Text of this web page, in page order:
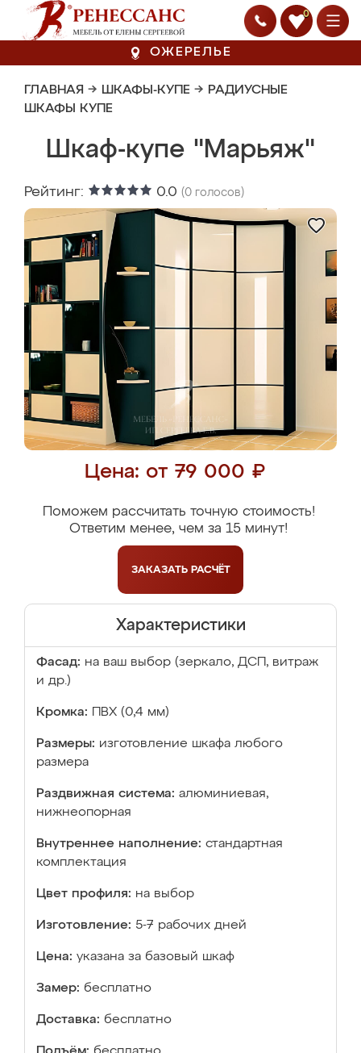
0
ОЖЕРЕЛЬЕ
ГЛАВНАЯ → ШКАФЫ-КУПЕ → РАДИУСНЫЕ
ШКАФЫ КУПЕ
Шкаф-купе "Марьяж"
Рейтинг: 0.0 (0 голосов)
Цена: от 79 000 ₽
Поможем рассчитать точную стоимость!
Ответим менее, чем за 15 минут!
ЗАКАЗАТЬ РАСЧЁТ
Характеристики
Фасад: на ваш выбор (зеркало, ДСП, витраж
и др.)
Кромка: ПВХ (0,4 мм)
Размеры: изготовление шкафа любого
размера
Раздвижная система: алюминиевая,
нижнеопорная
Внутреннее наполнение: стандартная
комплектация
Цвет профиля: на выбор
Изготовление: 5-7 рабочих дней
Цена: указана за базовый шкаф
Замер: бесплатно
Доставка: бесплатно